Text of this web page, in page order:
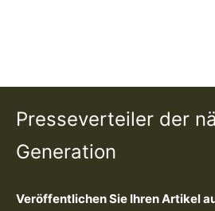
Presseverteiler der
Generation
Veröffentlichen Sie Ihren Artikel